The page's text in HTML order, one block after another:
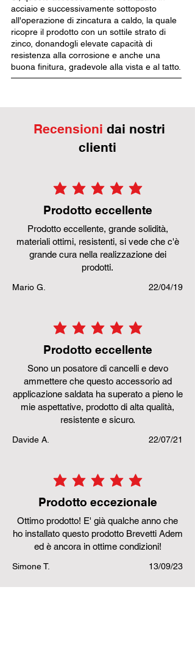
acciaio e successivamente sottoposto
all'operazione di zincatura a caldo, la quale
ricopre il prodotto con un sottile strato di
zinco, donandogli elevate capacità di
resistenza alla corrosione e anche una
buona finitura, gradevole alla vista e al tatto.
Recensioni dai nostri
clienti
la valutazione media è 5 su
Prodotto eccellente
Prodotto eccellente, grande solidità,
materiali ottimi, resistenti, si vede che c'è
grande cura nella realizzazione dei
prodotti.
Mario G. 22/04/19
la valutazione media è 5 su
Prodotto eccellente
Sono un posatore di cancelli e devo
ammettere che questo accessorio ad
applicazione saldata ha superato a pieno le
mie aspettative, prodotto di alta qualità,
resistente e sicuro.
Davide A. 22/07/21
la valutazione media è 5 su
Prodotto eccezionale
Ottimo prodotto! E' già qualche anno che
ho installato questo prodotto Brevetti Adem
ed è ancora in ottime condizioni!
Simone T. 13/09/23